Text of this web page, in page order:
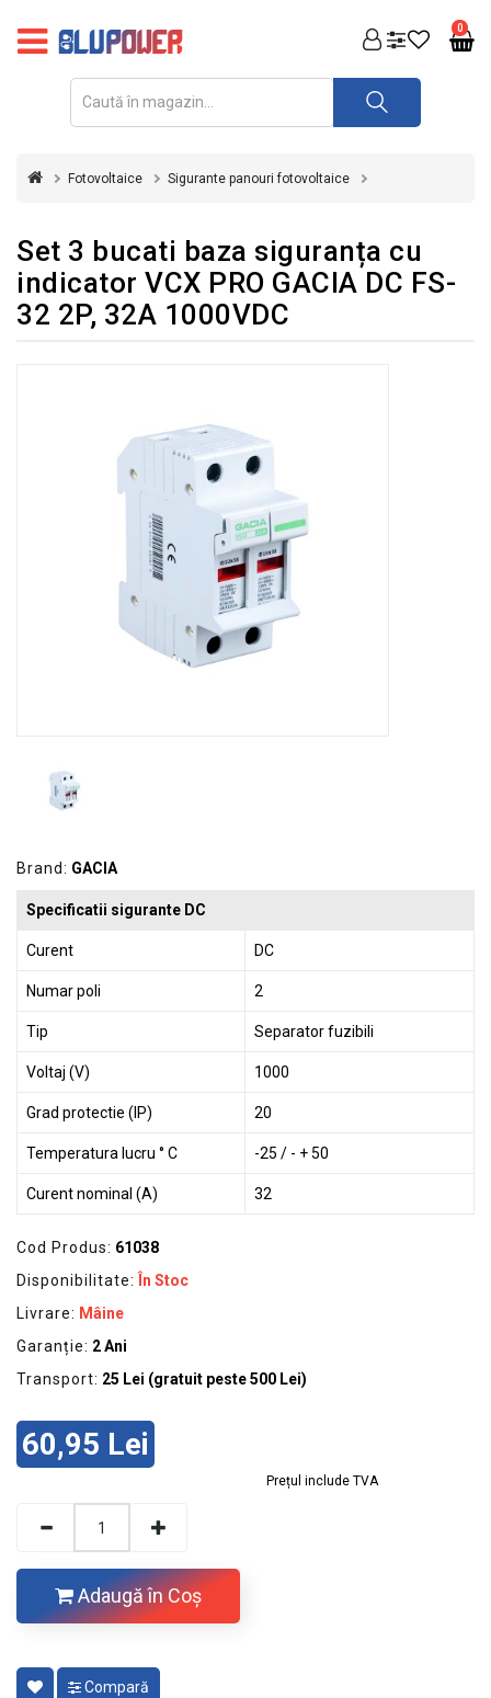
0
FOTOVOLTAICE
REDRESOARE
INVERTOARE
UPS
FOTOVOLTAICE
Fotovoltaice Sigurante panouri fotovoltaice
Set 3 bucati baza siguranța cu
indicator VCX PRO GACIA DC FS-
32 2P, 32A 1000VDC
Brand: GACIA
Specificatii sigurante DC
Curent DC
Numar poli 2
Tip Separator fuzibili
Voltaj (V) 1000
Grad protectie (IP) 20
Temperatura lucru ° C -25 / - + 50
Curent nominal (A) 32
Cod Produs: 61038
Disponibilitate:
În Stoc
Livrare: Mâine
Garanție: 2 Ani
Transport: 25 Lei (gratuit peste 500 Lei)
60,95 Lei
Prețul include TVA
Adaugă în Coş
Compară